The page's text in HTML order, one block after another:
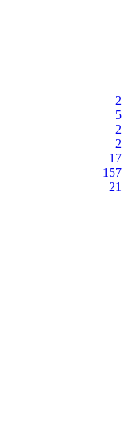
2
5
2
2
17
157
21